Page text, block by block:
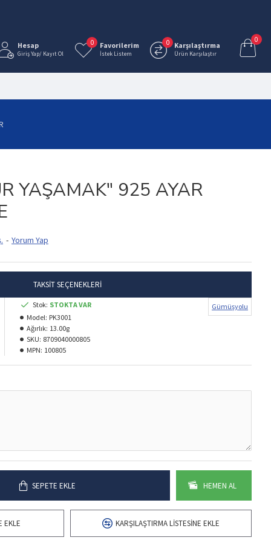
Hesap
Giriş Yap/ Kayıt Ol
Favorilerim
İstek Listem
0 Karşılaştırma
Ürün Karşılaştır
0 0
YAŞAMAK" 925 AYAR
- Yorum Yap
TAKSIT SEÇENEKLERI
Stok: STOKTA VAR
Model: PK3001
Ağırlık: 13.00g
SKU: 8709040000805
MPN: 100805
Gümüşyolu
SEPETE EKLE HEMEN AL
EKLE KARŞILAŞTIRMA LISTESINE EKLE